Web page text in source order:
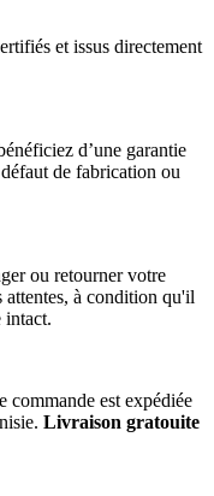
et issus directement
d’une garantie
de fabrication ou
ou retourner votre
à condition qu'il
intact.
commande est expédiée
Livraison gratouite